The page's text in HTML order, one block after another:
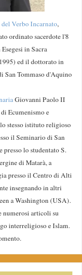
Verbo Incarnato,
ordinato sacerdote l'8
in Sacra
ed il dottorato in
San Tommaso d'Aquino
Giovanni Paolo II
Ecumenismo e
stesso istituto religioso
il Seminario di San
lo studentato S.
di Matarà, a
presso il Centro di Alti
insegnando in altri
a Washington (USA).
numerosi articoli su
interreligioso e Islam.